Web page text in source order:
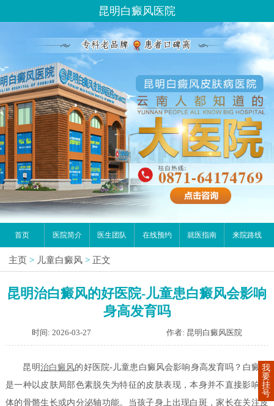
昆明白癜风医院
首页 医院简介 医生团队 在线预约 就医指南 来院路线
主页 > 儿童白癜风 > 正文
昆明治白癜风的好医院-儿童患白癜风会影响
身高发育吗
时间: 2026-03-27 作者: 昆明白癜风医院
昆明治白癜风的好医院-儿童患白癜风会影响身高发育吗？白癜风
是一种以皮肤局部色素脱失为特征的皮肤表现，本身并不直接影响身
体的骨骼生长或内分泌轴功能。当孩子身上出现白斑，家长在关注皮
我
要
挂
号